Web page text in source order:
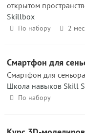
открытом
Skillbox
По набору 2 мес.
Смартфон для
Смартфон для
Школа навыков Skill
По набору